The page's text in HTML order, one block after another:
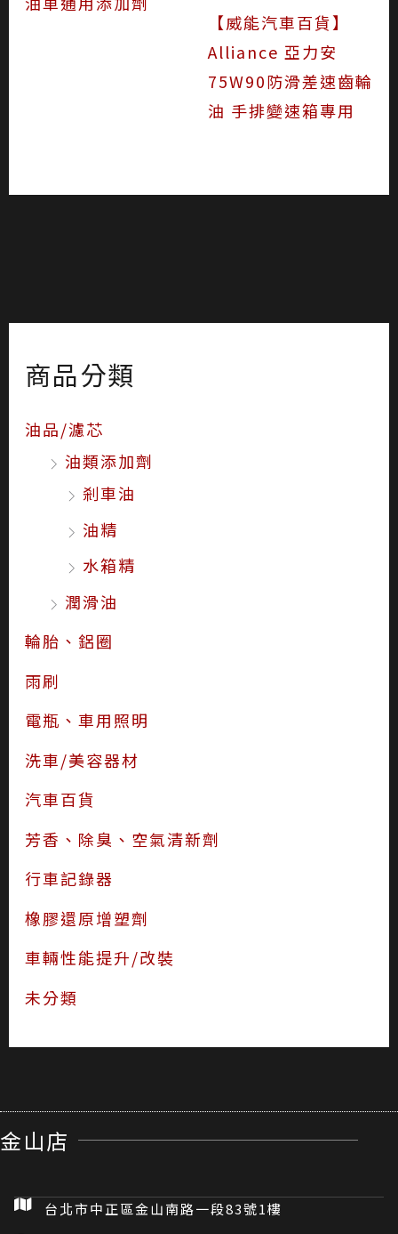
商品分類
油品/濾芯
油類添加劑
剎車油
油精
水箱精
潤滑油
輪胎、鋁圈
雨刷
電瓶、車用照明
洗車/美容器材
汽車百貨
芳香、除臭、空氣清新劑
行車記錄器
橡膠還原增塑劑
車輛性能提升/改裝
未分類
【威能汽車百貨】
Alliance 亞力安
75W90防滑差速齒輪
油 手排變速箱專用
金山店
台北市中正區金山南路一段83號1樓